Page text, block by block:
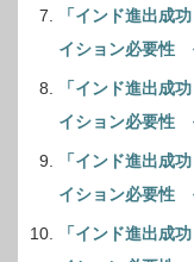
「インド進出成
イション必要性
「インド進出成
イション必要性
「インド進出成
イション必要性
「インド進出成